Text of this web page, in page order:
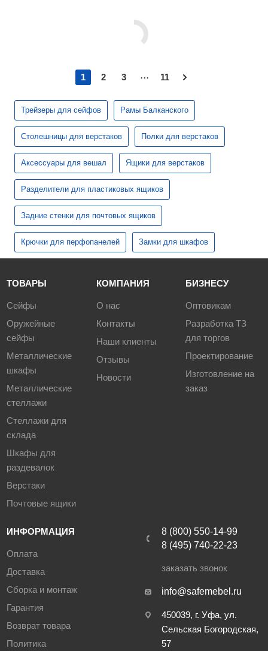
1 2 3 ... 11
Трейзеры для сейфов Рамы Балканского
Столешницы для верстаков Полки для верстаков
Аксессуары для вешал Ящики для верстаков
Разделители для пластиковых ящиков
Задние стенки для почтовых ящиков
Крючки для перфопанелей Замки для шкафов
ТОВАРЫ
Сейфы
Оружейные
сейфы
Металлические
шкафы
Металлические
стеллажи
Стеллажи для
склада
Шкафы для
раздевалок
Верстаки
Почтовые ящики
КОМПАНИЯ
О нас
Контакты
Наши клиенты
Отзывы
Новости
БИЗНЕСУ
Оптовикам
Разработка ТЗ
для торгов
Проектирование
Изготовление на
заказ
ИНФОРМАЦИЯ
Оплата
Доставка
Сборка и монтаж
Гарантия
Возврат товара
Политика
8 (800) 550-14-99
8 (495) 740-22-23
заказать звонок
info@safemebel.ru
450039, г. Уфа, ул.
Сельская Богородская,
57